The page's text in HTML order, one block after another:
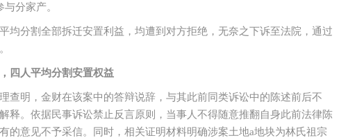
分家产。
均分割全部拆迁安置利益，均遭到对方拒绝，无奈之下诉至法院，通过
四人平均分割安置权益
查明，金财在该案中的答辩说辞，与其此前同类诉讼中的陈述前后不
释。依据民事诉讼禁止反言原则，当事人不得随意推翻自身此前法律陈
的意见不予采信。同时，相关证明材料明确涉案土地a地块为林氏祖宗